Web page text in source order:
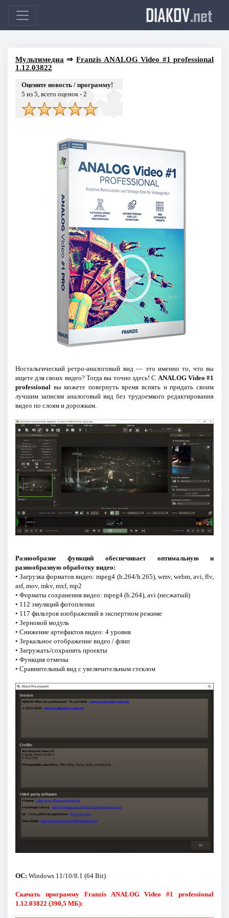
DIAKOV.net
Мультимедиа ⇒ Franzis ANALOG Video #1 professional
1.12.03822
Оцените новость / программу!
5 из 5, всего оценок - 2
Ностальгический ретро-аналоговый вид — это именно то, что вы
ищете для своих видео? Тогда вы точно здесь! С ANALOG Video #1
professional вы можете повернуть время вспять и придать своим
лучшим записям аналоговый вид без трудоемкого редактирования
видео по слоям и дорожкам.
Разнообразие функций обеспечивает оптимальную и
разнообразную обработку видео:
• Загрузка форматов видео: mpeg4 (h.264/h.265), wmv, webm, avi, flv,
asf, mov, mkv, mxf, mp2
• Форматы сохранения видео: mpeg4 (h.264), avi (несжатый)
• 112 эмуляций фотопленки
• 117 фильтров изображений в экспертном режиме
• Зерновой модуль
• Снижение артефактов видео: 4 уровня
• Зеркальное отображение видео / флип
• Загружать/сохранять проекты
• Функция отмены
• Сравнительный вид с увеличительным стеклом
ОС: Windows 11/10/8.1 (64 Bit)
Скачать программу Franzis ANALOG Video #1 professional
1.12.03822 (390,5 МБ):